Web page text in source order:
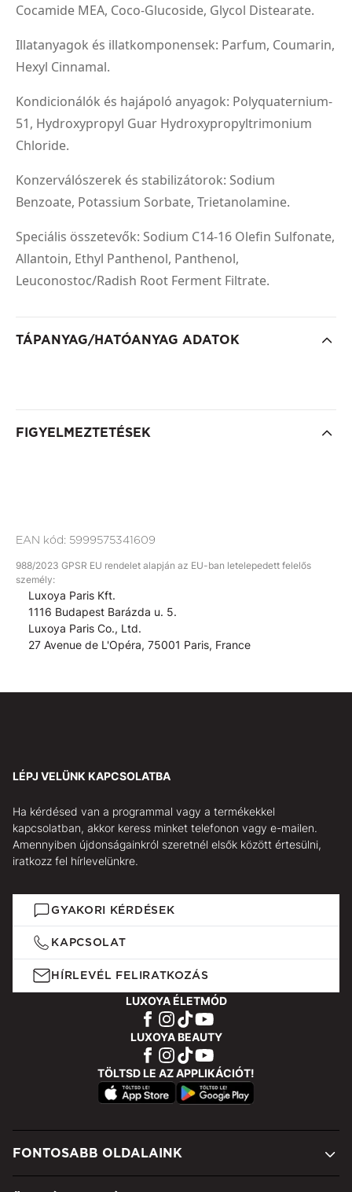
Cocamide MEA, Coco-Glucoside, Glycol Distearate.
Illatanyagok és illatkomponensek: Parfum, Coumarin,
Hexyl Cinnamal.
Kondicionálók és hajápoló anyagok: Polyquaternium-
51, Hydroxypropyl Guar Hydroxypropyltrimonium
Chloride.
Konzerválószerek és stabilizátorok: Sodium
Benzoate, Potassium Sorbate, Trietanolamine.
Speciális összetevők: Sodium C14-16 Olefin Sulfonate,
Allantoin, Ethyl Panthenol, Panthenol,
Leuconostoc/Radish Root Ferment Filtrate.
TÁPANYAG/HATÓANYAG ADATOK
FIGYELMEZTETÉSEK
EAN kód: 5999575341609
988/2023 GPSR EU rendelet alapján az EU-ban letelepedett felelős
személy:
Luxoya Paris Kft.
1116 Budapest Barázda u. 5.
Luxoya Paris Co., Ltd.
27 Avenue de L'Opéra, 75001 Paris, France
LÉPJ VELÜNK KAPCSOLATBA
Ha kérdésed van a programmal vagy a termékekkel
kapcsolatban, akkor keress minket telefonon vagy e-mailen.
Amennyiben újdonságainkról szeretnél elsők között értesülni,
iratkozz fel hírlevelünkre.
GYAKORI KÉRDÉSEK
KAPCSOLAT
HÍRLEVÉL FELIRATKOZÁS
LUXOYA ÉLETMÓD
LUXOYA BEAUTY
TÖLTSD LE AZ APPLIKÁCIÓT!
FONTOSABB OLDALAINK